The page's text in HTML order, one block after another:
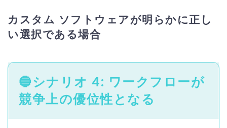
カスタム ソフトウェアが明らかに正し
い選択である場合
🔵シナリオ 4: ワークフローが
競争上の優位性となる